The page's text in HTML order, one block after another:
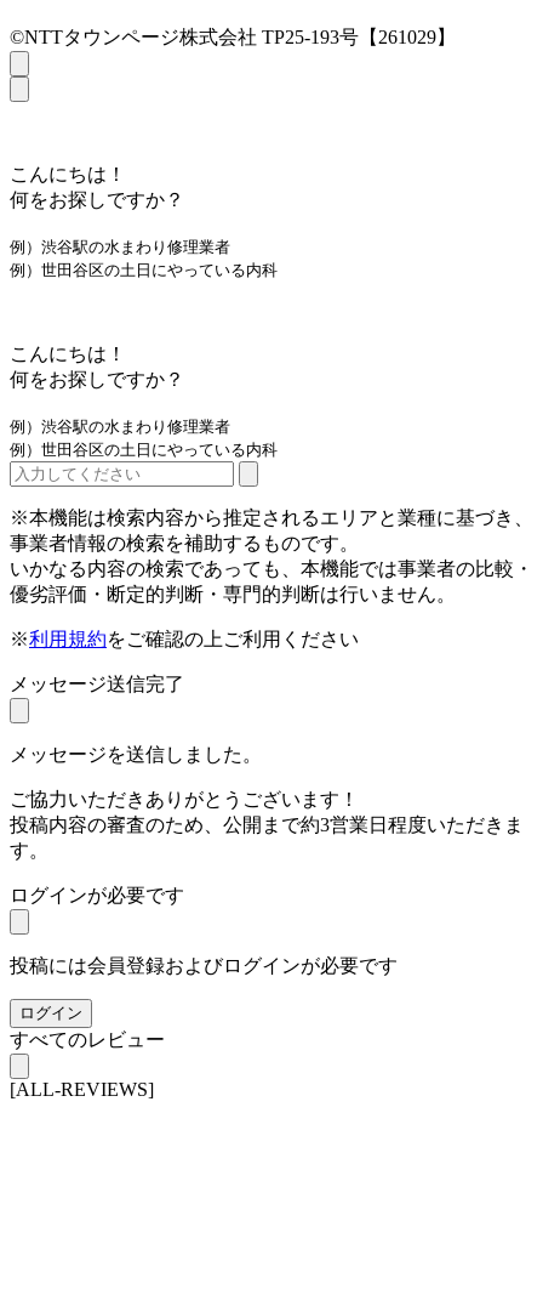
©NTTタウンページ株式会社 TP25-193号【261029】
こんにちは！
何をお探しですか？
例）渋谷駅の水まわり修理業者
例）世田谷区の土日にやっている内科
こんにちは！
何をお探しですか？
例）渋谷駅の水まわり修理業者
例）世田谷区の土日にやっている内科
※本機能は検索内容から推定されるエリアと業種に基づき、
事業者情報の検索を補助するものです。
いかなる内容の検索であっても、本機能では事業者の比較・
優劣評価・断定的判断・専門的判断は行いません。
※利用規約をご確認の上ご利用ください
メッセージ送信完了
メッセージを送信しました。
ご協力いただきありがとうございます！
投稿内容の審査のため、公開まで約3営業日程度いただきま
す。
ログインが必要です
投稿には会員登録およびログインが必要です
ログイン
すべてのレビュー
[ALL-REVIEWS]